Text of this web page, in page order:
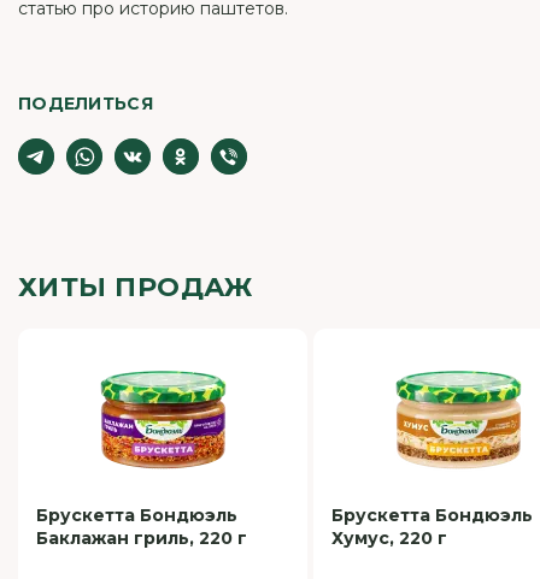
статью про историю паштетов.
ПОДЕЛИТЬСЯ
ХИТЫ ПРОДАЖ
Брускетта Бондюэль
Баклажан гриль, 220 г
Брускетта Бондюэль
Хумус, 220 г